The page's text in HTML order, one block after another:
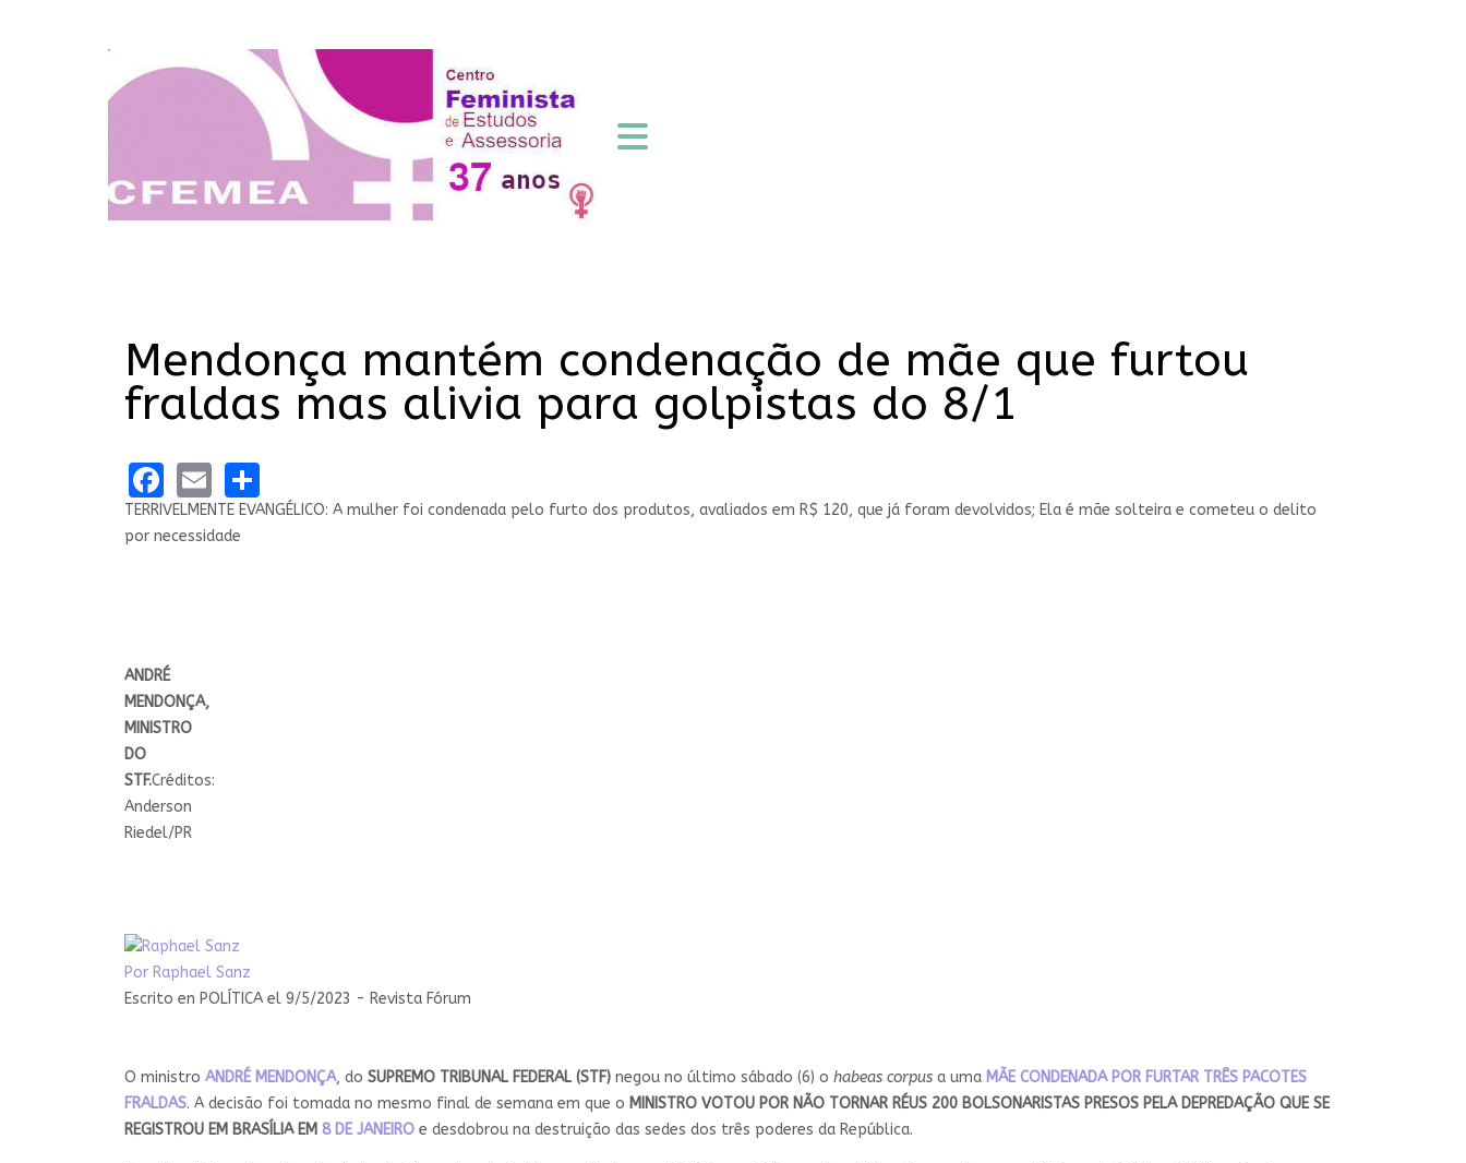
Mendonça mantém condenação de mãe que furtou
fraldas mas alivia para golpistas do 8/1
Facebook
Email
TERRIVELMENTE EVANGÉLICO: A mulher foi condenada pelo furto dos produtos, avaliados em R$ 120, que já foram devolvidos; Ela é mãe solteira e cometeu o delito
por necessidade
ANDRÉ
MENDONÇA,
MINISTRO
DO
STF.Créditos:
Anderson
Riedel/PR
Por Raphael Sanz
Escrito en POLÍTICA el 9/5/2023 - Revista Fórum
O ministro ANDRÉ MENDONÇA, do SUPREMO TRIBUNAL FEDERAL (STF) negou no último sábado (6) o habeas corpus a uma MÃE CONDENADA POR FURTAR TRÊS PACOTES
FRALDAS. A decisão foi tomada no mesmo final de semana em que o MINISTRO VOTOU POR NÃO TORNAR RÉUS 200 BOLSONARISTAS PRESOS PELA DEPREDAÇÃO QUE SE
REGISTROU EM BRASÍLIA EM 8 DE JANEIRO e desdobrou na destruição das sedes dos três poderes da República.